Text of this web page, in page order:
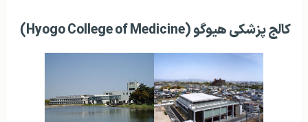
کالج پزشکی هیوگو (Hyogo College of Medicine)